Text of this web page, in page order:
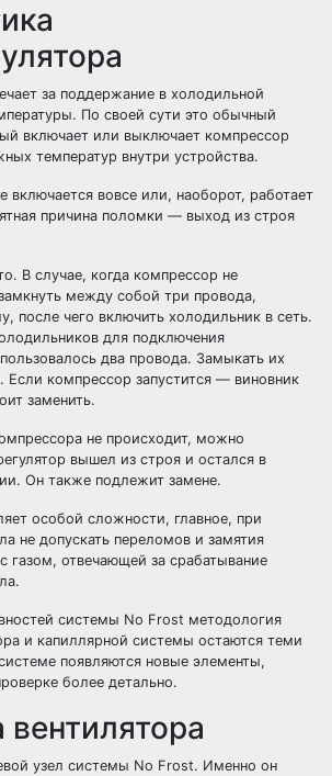
за поддержание в холодильной
По своей сути это обычный
включает или выключает компрессор
температур внутри устройства.
включается вовсе или, наоборот, работает
причина поломки — выход из строя
В случае, когда компрессор не
между собой три провода,
после чего включить холодильник в сеть.
для подключения
два провода. Замыкать их
компрессор запустится — виновник
заменить.
не происходит, можно
вышел из строя и остался в
Он также подлежит замене.
особой сложности, главное, при
не допускать переломов и замятия
газом, отвечающей за срабатывание
системы No Frost методология
и капиллярной системы остаются теми
появляются новые элементы,
более детально.
узел системы No Frost. Именно он